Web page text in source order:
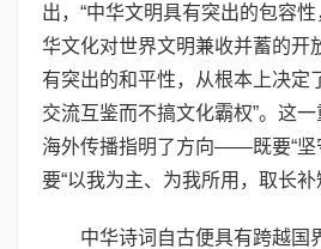
出，“中华文明具有突出的包容
华文化对世界文明兼收并蓄的开
有突出的和平性，从根本上决定
交流互鉴而不搞文化霸权”。这
海外传播指明了方向——既要“坚
要“以我为主、为我所用，取长补
中华诗词自古便具有跨越国